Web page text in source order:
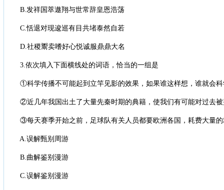
B.发祥国萃遨翔与世常辞皇恩浩荡
C.恬退对现逡巡有目共堵泰然自若
D.社稷鬻卖嗜好心悦诚服鼎鼎大名
3.依次填入下面横线处的词语，恰当的一组是
①科学传播不可能起到立竿见影的效果，如果谁这样想，谁就会科
②近几年我国出土了大量先秦时期的典籍，使我们有可能对过去被
③每天赛季开始之前，足球队有关人员都要欧洲各国，耗费大量的
A.误解甄别周游
B.曲解鉴别漫游
C.误解鉴别漫游